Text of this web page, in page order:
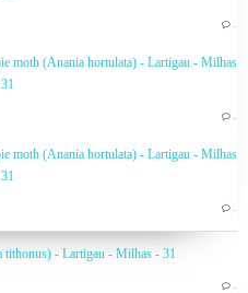
…
moth (Anania hortulata) - Lartigau - Milhas
…
moth (Anania hortulata) - Lartigau - Milhas
…
- Lartigau - Milhas - 31
…